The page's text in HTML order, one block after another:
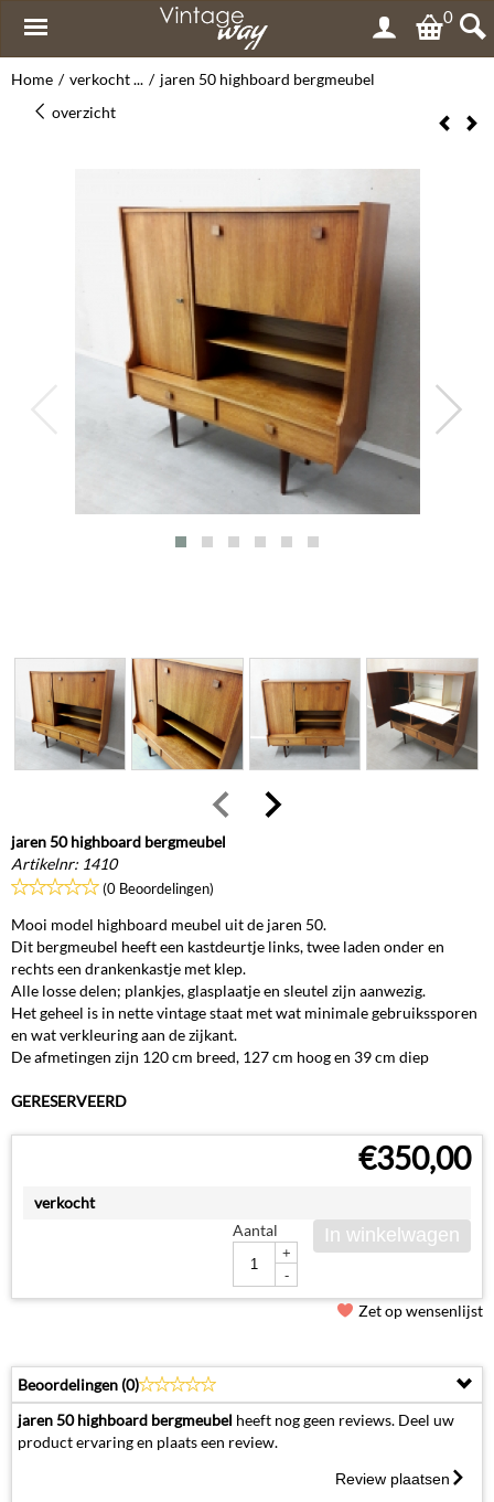
0
Home / verkocht ... / jaren 50 highboard bergmeubel
overzicht
jaren 50 highboard bergmeubel
Artikelnr: 1410
(0 Beoordelingen)
Mooi model highboard meubel uit de jaren 50.
Dit bergmeubel heeft een kastdeurtje links, twee laden onder en
rechts een drankenkastje met klep.
Alle losse delen; plankjes, glasplaatje en sleutel zijn aanwezig.
Het geheel is in nette vintage staat met wat minimale gebruikssporen
en wat verkleuring aan de zijkant.
De afmetingen zijn 120 cm breed, 127 cm hoog en 39 cm diep
GERESERVEERD
€350,00
verkocht
Aantal
+
-
In winkelwagen
Zet op wensenlijst
Beoordelingen (0)
jaren 50 highboard bergmeubel heeft nog geen reviews. Deel uw
product ervaring en plaats een review.
Review plaatsen